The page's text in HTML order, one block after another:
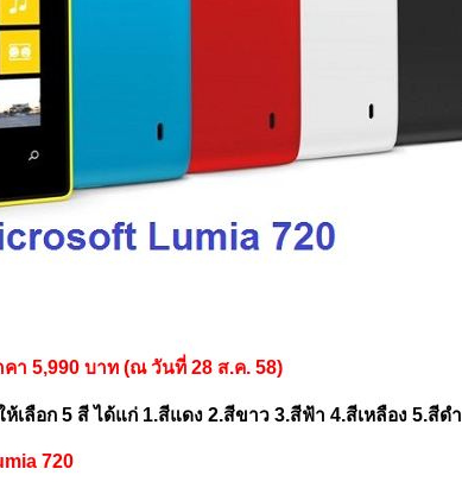
า 5,990 บาท (ณ วันที่ 28 ส.ค. 58)
ห้เลือก 5 สี ได้แก่ 1.สีแดง 2.สีขาว 3.สีฟ้า 4.สีเหลือง 5.สีดำ
720